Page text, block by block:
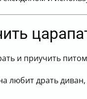
и приучить
любит драть